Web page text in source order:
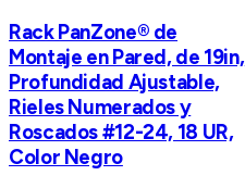
Rack PanZone® de
Montaje en Pared, de 19in,
Profundidad Ajustable,
Rieles Numerados y
Roscados #12-24, 18 UR,
Color Negro